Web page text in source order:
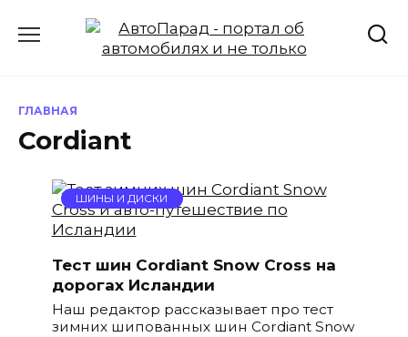
содержанию
ГЛАВНАЯ
Cordiant
ШИНЫ И ДИСКИ
Тест шин Cordiant Snow Cross на
дорогах Исландии
Наш редактор рассказывает про тест
зимних шипованных шин Cordiant Snow